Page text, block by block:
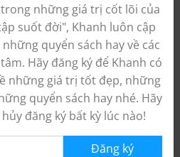
Link, tôi là chuyên gia
nhân sự tài năng cho các
Đồng thời tôi là một
với 15 năm kinh nghiệm,
tìm được nghề nghiệp
thành công.
những giá trị cốt lõi của
suốt đời", Khanh luôn cập
quyển sách hay về các
Hãy đăng ký để Khanh có
những giá trị tốt đẹp, những
quyển sách hay nhé. Hãy
đăng ký bất kỳ lúc nào!
Đăng ký